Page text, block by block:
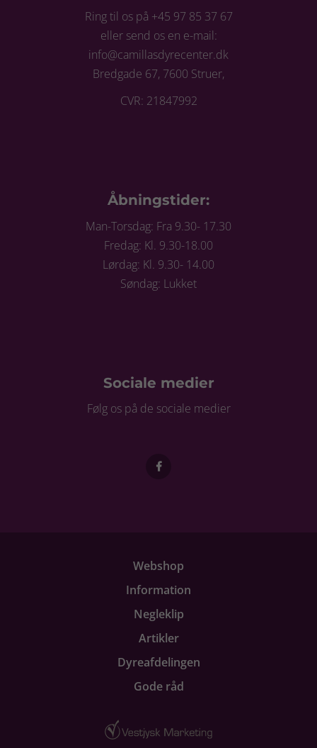
Ring til os på +45 97 85 37 67
eller send os en e-mail:
info@camillasdyrecenter.dk
Bredgade 67, 7600 Struer,
CVR: 21847992
Åbningstider:
Man-Torsdag: Fra 9.30- 17.30
Fredag: Kl. 9.30-18.00
Lørdag: Kl. 9.30- 14.00
Søndag: Lukket
Sociale medier
Følg os på de sociale medier
Webshop
Information
Negleklip
Artikler
Dyreafdelingen
Gode råd